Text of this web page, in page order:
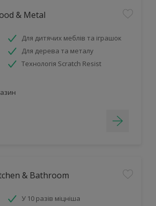
& Metal
Для дитячих меблів та іграшок
Для дерева та металу
Технологія Scratch Resist
& Bathroom
У 10 разів міцніша